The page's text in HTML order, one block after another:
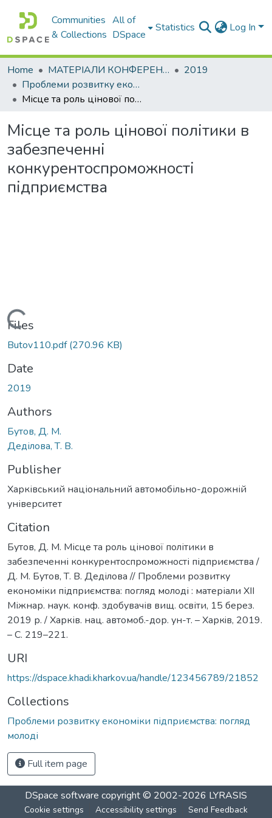
Communities
& Collections
All of
DSpace
Statistics Log In
Home МАТЕРІАЛИ КОНФЕРЕНЦІЙ
2019
Проблеми розвитку економіки підприємства: погляд молоді
Місце та роль цінової політики в забезпеченні конкурентоспроможності підприємства
Місце та роль цінової політики в
забезпеченні
конкурентоспроможності
підприємства
Loading...
Files
Butov110.pdf(270.96 KB)
Date
2019
Authors
Бутов, Д. М.
Деділова, Т. В.
Publisher
Харківський національний автомобільно-дорожній
університет
Citation
Бутов, Д. М. Місце та роль цінової політики в
забезпеченні конкурентоспроможності підприємства /
Д. М. Бутов, Т. В. Деділова // Проблеми розвитку
економіки підприємства: погляд молоді : матеріали ХІІ
Міжнар. наук. конф. здобувачів вищ. освіти, 15 берез.
2019 р. / Харків. нац. автомоб.-дор. ун-т. – Харкiв, 2019.
– С. 219–221.
URI
https://dspace.khadi.kharkov.ua/handle/123456789/21852
Collections
Проблеми розвитку економіки підприємства: погляд
молоді
Full item page
DSpace software copyright © 2002-2026 LYRASIS
Cookie settings Accessibility settings Send Feedback